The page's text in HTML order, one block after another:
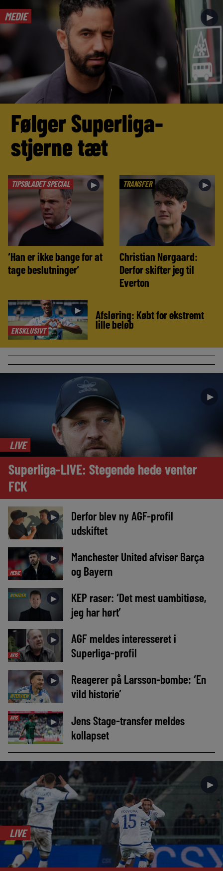
MEDIE ►
Følger Superliga-
stjerne tæt
TIPSBLADET SPECIAL ►
‘Han er ikke bange for at
tage beslutninger’
TRANSFER ►
Christian Nørgaard:
Derfor skifter jeg til
Everton
EKSKLUSIVT
► Afsløring: Købt for ekstremt
lille beløb
►
LIVE
Superliga-LIVE: Stegende hede venter
FCK
►
Derfor blev ny AGF-profil
udskiftet
MEDIE
►
Manchester United afviser Barça
og Bayern
NYHEDER ►
KEP raser: ‘Det mest uambitiøse,
jeg har hørt’
AVIS
►
AGF meldes interesseret i
Superliga-profil
INTERVIEW
►
Reagerer på Larsson-bombe: ‘En
vild historie’
AVIS ►
Jens Stage-transfer meldes
kollapset
►
LIVE